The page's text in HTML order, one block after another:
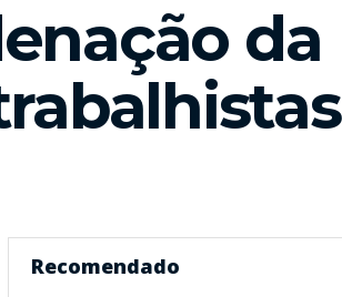
da
Recomendado